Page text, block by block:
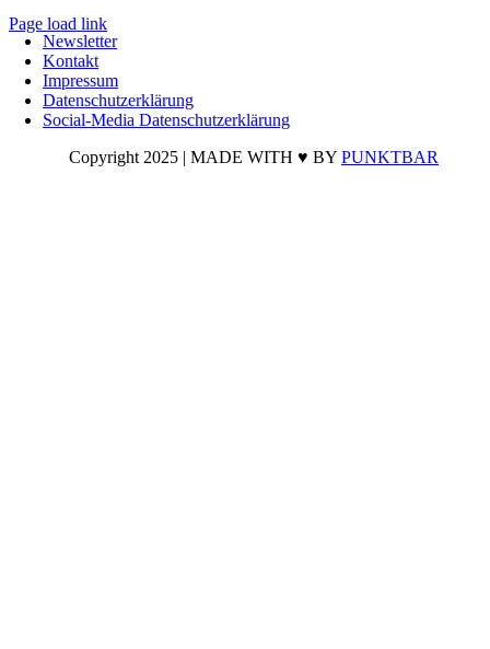
Newsletter
Kontakt
Impressum
Datenschutzerklärung
Social-Media Datenschutzerklärung
Copyright 2025 | MADE WITH ♥ BY PUNKTBAR
Page load link
Nach
oben